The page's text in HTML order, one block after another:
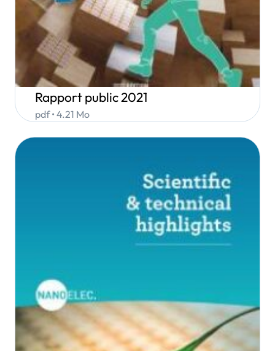
Rapport public 2021
pdf • 4.21 Mo